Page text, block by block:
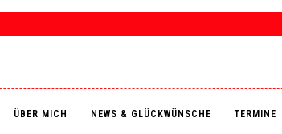
ÜBER MICH NEWS & GLÜCKWÜNSCHE TERMINE